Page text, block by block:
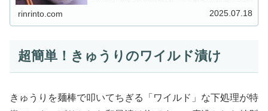
rinrinto.com 2025.07.18
超簡単！きゅうりのワイルド漬け
きゅうりを麺棒で叩いてちぎる「ワイルド」な下処理が特